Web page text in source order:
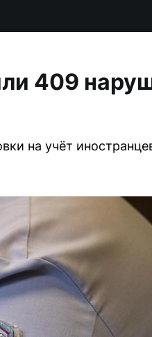
409
на учёт